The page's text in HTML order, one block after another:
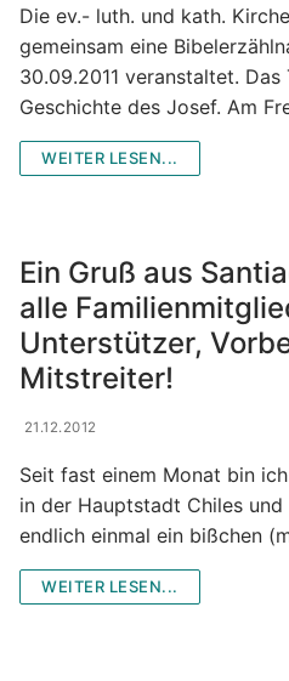
Liturgie- und
MessdienerInnen-Gruppe
Sternsinger
Taizé-Kreis
Vespergruppe
Volleyball „Kath. Jugend“
Zukunftswerkstatt
Die ev.- luth. und kath.
gemeinsam eine
30.09.2011 veranstaltet. Das
Geschichte des Josef. Am
WEITER LESEN...
Ein Gruß aus
alle
Unterstützer,
Mitstreiter!
21.12.2012
Seit fast einem Monat bin
in der Hauptstadt Chiles
endlich einmal ein bißchen
WEITER LESEN...